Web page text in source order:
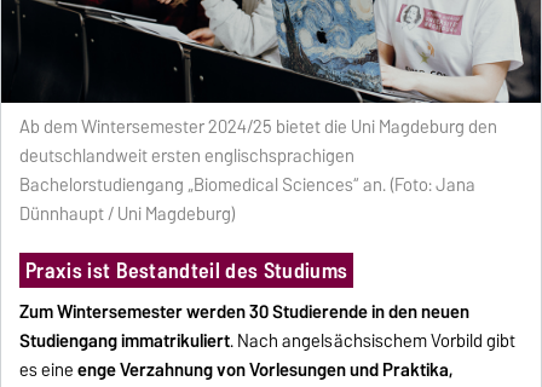
Ab dem Wintersemester 2024/25 bietet die Uni Magdeburg den
deutschlandweit ersten englischsprachigen
Bachelorstudiengang „Biomedical Sciences“ an. (Foto: Jana
Dünnhaupt / Uni Magdeburg)
Praxis ist Bestandteil des Studiums
Zum Wintersemester werden 30 Studierende in den neuen
Studiengang immatrikuliert. Nach angelsächsischem Vorbild gibt
es eineenge Verzahnung von Vorlesungen und Praktika,